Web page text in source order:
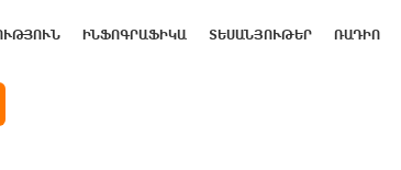
ԻՆՖՈԳՐԱՖԻԿԱ ՏԵՍԱՆՅՈՒԹԵՐ ՌԱԴԻՈ